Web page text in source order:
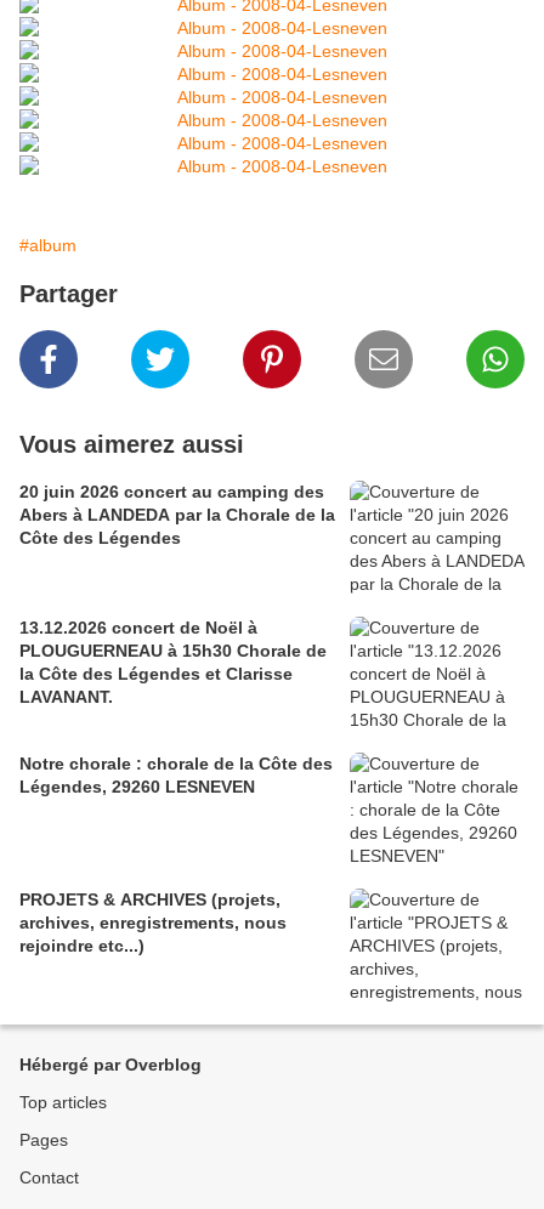
#album
Partager
Vous aimerez aussi
20 juin 2026 concert au camping des
Abers à LANDEDA par la Chorale de la
Côte des Légendes
13.12.2026 concert de Noël à
PLOUGUERNEAU à 15h30 Chorale de
la Côte des Légendes et Clarisse
LAVANANT.
Notre chorale : chorale de la Côte des
Légendes, 29260 LESNEVEN
PROJETS & ARCHIVES (projets,
archives, enregistrements, nous
rejoindre etc...)
Hébergé par Overblog
Top articles
Pages
Contact